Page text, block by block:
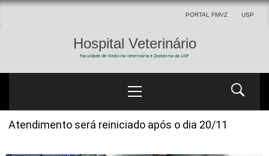
PORTAL FMVZ USP
Hospital Veterinário
Faculdade de Medicina Veterinária e Zootecnia da USP
Atendimento será reiniciado após o dia 20/11